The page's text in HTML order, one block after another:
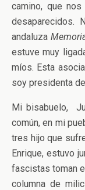
camino, que
desaparecidos.
andaluza
estuve muy
míos. Esta
soy presidenta
Mi bisabuelo,
común, en mi
tres hijo que
Enrique, estuvo
fascistas toman
columna de